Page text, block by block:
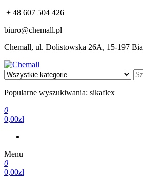
+ 48 607 504 426
biuro@chemall.pl
Chemall, ul. Dolistowska 26A, 15-197
Chemall
Profesjonalna chemia budowlana: Sika,
Popularne wyszukiwania: sikaflex
0
0,00zł
Menu
0
0,00zł